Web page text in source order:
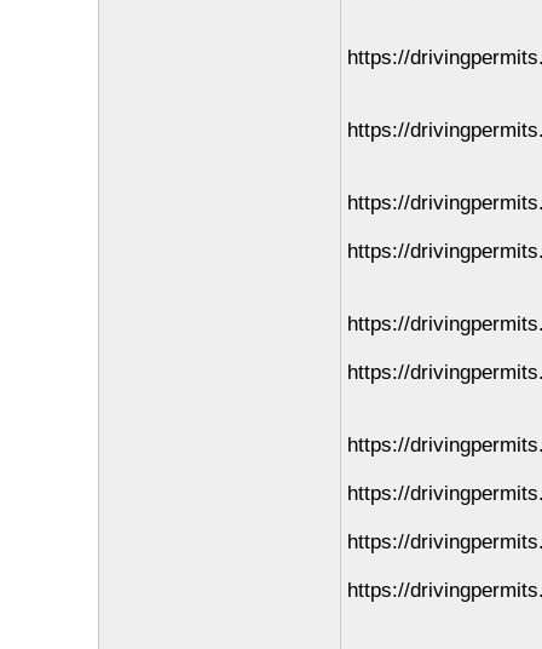
https://
https://
https://
https://
https://
https://
https://
https://
https://
https://